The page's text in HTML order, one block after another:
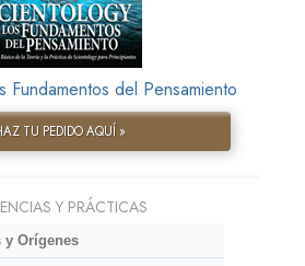
Fundamentos del Pensamiento
TU PEDIDO AQUÍ »
Y PRÁCTICAS
y Orígenes